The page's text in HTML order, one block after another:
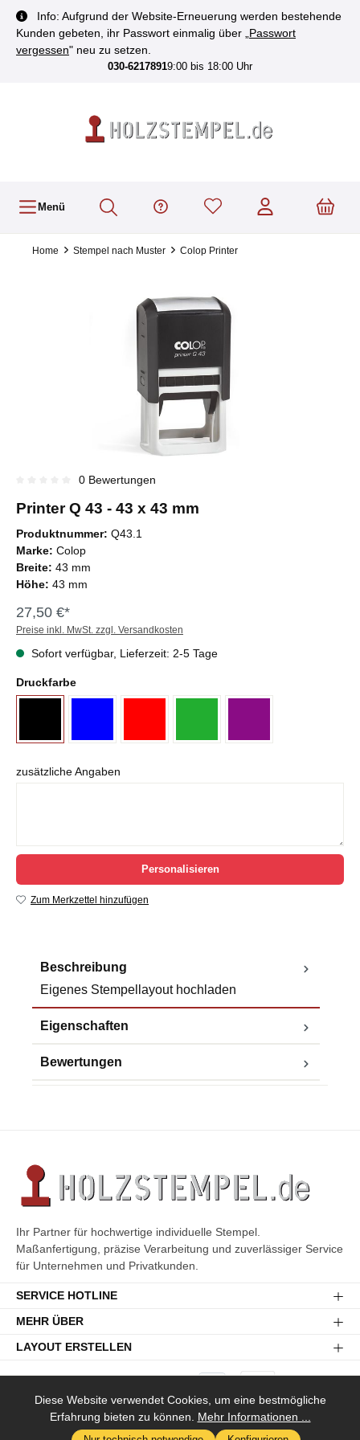
springen
Info: Aufgrund der Website-Erneuerung werden bestehende
Kunden gebeten, ihr Passwort einmalig über „ Passwort
vergessen" neu zu setzen.
030-62178919:00 bis 18:00 Uhr
Menü
Home Stempel nach Muster Colop Printer
0 Bewertungen
Printer Q 43 - 43 x 43 mm
Produktnummer: Q43.1
Marke: Colop
Breite: 43 mm
Höhe: 43 mm
27,50 €*
Preise inkl. MwSt. zzgl. Versandkosten
Sofort verfügbar, Lieferzeit: 2-5 Tage
Druckfarbe
zusätzliche Angaben
Personalisieren
Zum Merkzettel hinzufügen
Beschreibung
Eigenes Stempellayout hochladen
Eigenschaften
Bewertungen
Ihr Partner für hochwertige individuelle Stempel.
Maßanfertigung, präzise Verarbeitung und zuverlässiger Service
für Unternehmen und Privatkunden.
SERVICE HOTLINE
MEHR ÜBER
LAYOUT ERSTELLEN
* Alle Preise inkl. gesetzl. Mehrwertsteuer zzgl. Versandkosten
Diese Website verwendet Cookies, um eine bestmögliche
Erfahrung bieten zu können. Mehr Informationen ...